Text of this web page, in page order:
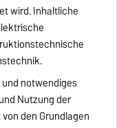
wird. Inhaltliche
notwendiges
Nutzung der
den Grundlagen